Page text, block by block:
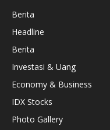
Berita
Headline
Berita
Investasi & Uang
Economy & Business
IDX Stocks
Photo Gallery